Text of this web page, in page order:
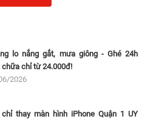
lo nắng gắt, mưa giông - Ghé 24h
chỉ từ 24.000đ!
2026
thay màn hình iPhone Quận 1 UY